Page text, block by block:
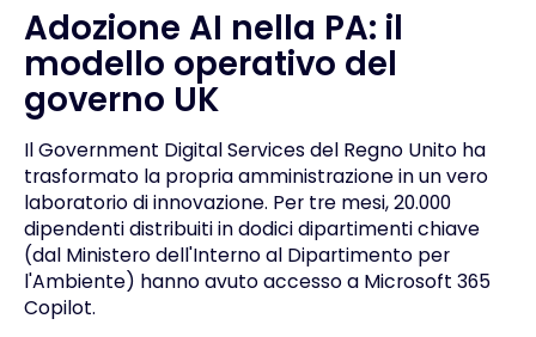
Adozione AI nella PA: il
modello operativo del
governo UK
Il Government Digital Services del Regno Unito ha
trasformato la propria amministrazione in un vero
laboratorio di innovazione. Per tre mesi, 20.000
dipendenti distribuiti in dodici dipartimenti chiave
(dal Ministero dell'Interno al Dipartimento per
l'Ambiente) hanno avuto accesso a Microsoft 365
Copilot.